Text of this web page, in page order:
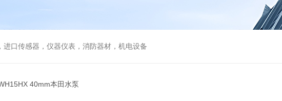
进口传感器，仪器仪表，消防器材，机电设备
40mm本田水泵